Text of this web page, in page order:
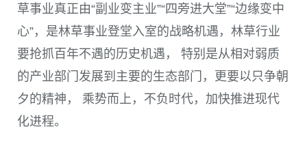
草事业真正由“副业变主业”“四旁进大堂”“边缘变中
心”，是林草事业登堂入室的战略机遇，林草行业
要抢抓百年不遇的历史机遇， 特别是从相对弱质
的产业部门发展到主要的生态部门，更要以只争朝
夕的精神， 乘势而上，不负时代，加快推进现代
化进程。